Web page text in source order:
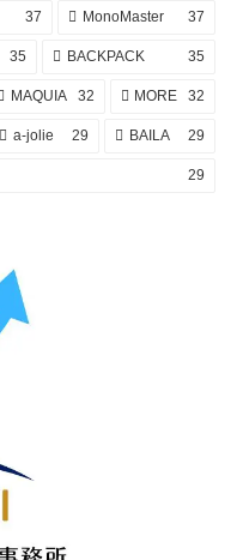
37 MonoMaster 37
35 BACKPACK 35
MAQUIA 32 MORE 32
a-jolie 29 BAILA 29
29